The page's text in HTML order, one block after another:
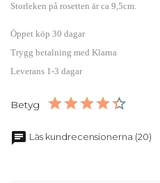
Storleken på rosetten är ca 9,5cm.
Öppet köp 30 dagar
Trygg betalning med Klarna
Leverans 1-3 dagar
Betyg
chat Läs kundrecensionerna (20)